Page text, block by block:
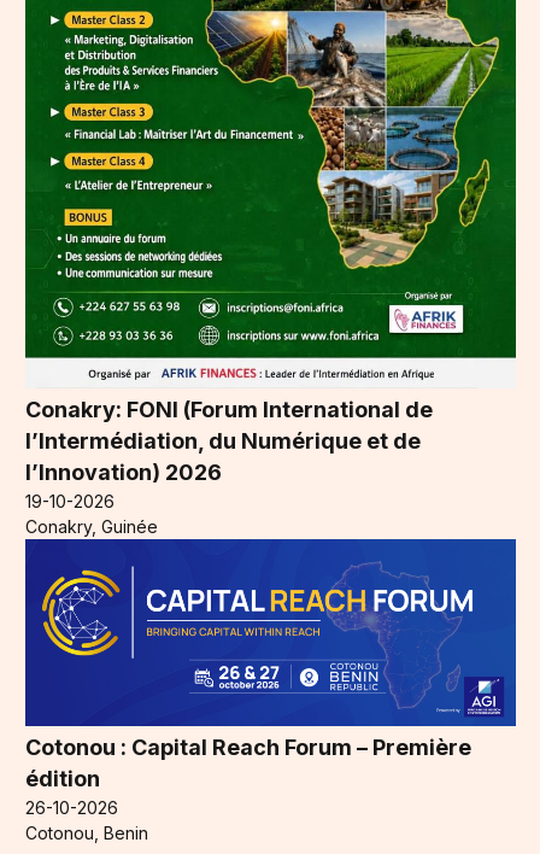
Conakry: FONI (Forum International de
l’Intermédiation, du Numérique et de
l’Innovation) 2026
19-10-2026
Conakry, Guinée
Cotonou : Capital Reach Forum – Première
édition
26-10-2026
Cotonou, Benin